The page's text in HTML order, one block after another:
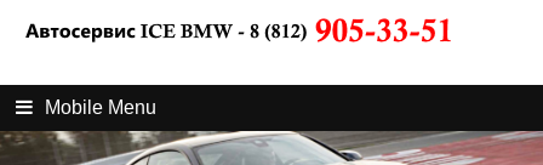
Mobile Menu